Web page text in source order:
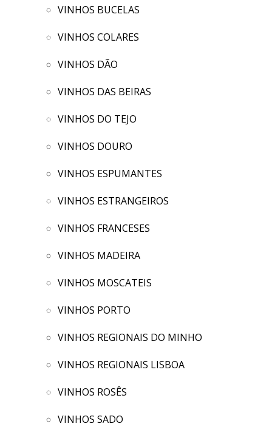
VINHOS BUCELAS
VINHOS COLARES
VINHOS DÃO
VINHOS DAS BEIRAS
VINHOS DO TEJO
VINHOS DOURO
VINHOS ESPUMANTES
VINHOS ESTRANGEIROS
VINHOS FRANCESES
VINHOS MADEIRA
VINHOS MOSCATEIS
VINHOS PORTO
VINHOS REGIONAIS DO MINHO
VINHOS REGIONAIS LISBOA
VINHOS ROSÊS
VINHOS SADO